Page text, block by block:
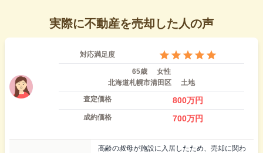
実際に不動産を売却した人の声
対応満足度
65歳
女性
北海道札幌市清田区
土地
査定価格
800万円
成約価格 700万円
高齢の叔母が施設に入居したため、売却に関わ